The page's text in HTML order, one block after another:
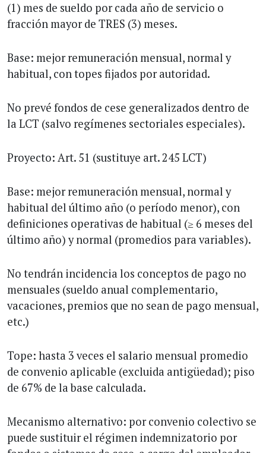
(1) mes de sueldo por cada año de servicio o
fracción mayor de TRES (3) meses.
Base: mejor remuneración mensual, normal y
habitual, con topes fijados por autoridad.
No prevé fondos de cese generalizados dentro de
la LCT (salvo regímenes sectoriales especiales).
Proyecto: Art. 51 (sustituye art. 245 LCT)
Base: mejor remuneración mensual, normal y
habitual del último año (o período menor), con
definiciones operativas de habitual (≥ 6 meses del
último año) y normal (promedios para variables).
No tendrán incidencia los conceptos de pago no
mensuales (sueldo anual complementario,
vacaciones, premios que no sean de pago mensual,
etc.)
Tope: hasta 3 veces el salario mensual promedio
de convenio aplicable (excluida antigüedad); piso
de 67% de la base calculada.
Mecanismo alternativo: por convenio colectivo se
puede sustituir el régimen indemnizatorio por